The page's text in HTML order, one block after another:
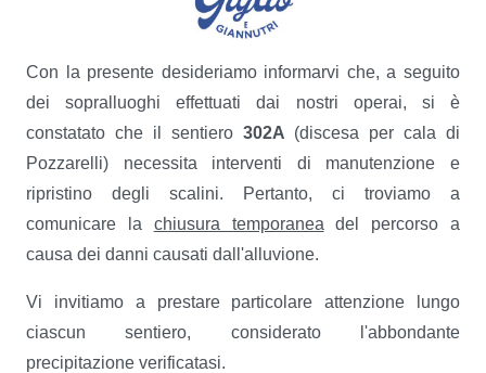
Con la presente desideriamo informarvi che, a seguito
dei sopralluoghi effettuati dai nostri operai, si è
constatato che il sentiero 302A (discesa per cala di
Pozzarelli) necessita interventi di manutenzione e
ripristino degli scalini. Pertanto, ci troviamo a
comunicare la chiusura temporanea del percorso a
causa dei danni causati dall'alluvione.
Vi invitiamo a prestare particolare attenzione lungo
ciascun sentiero, considerato l'abbondante
precipitazione verificatasi.